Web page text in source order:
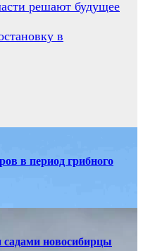
решают будущее
в
в период грибного
садами новосибирцы